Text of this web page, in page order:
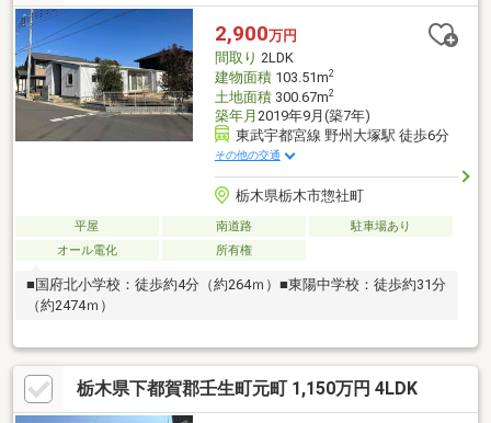
2,900万円
間取り 2LDK
建物面積103.51m2
土地面積300.67m2
築年月 2019年9月(築7年)
東武宇都宮線 野州大塚駅 徒歩6分
その他の交通
栃木県栃木市惣社町
平屋 南道路
駐車場あり
オール電化
所有権
■国府北小学校：徒歩約4分（約264ｍ）■東陽中学校：徒歩約31分
（約2474ｍ）
栃木県下都賀郡壬生町元町 1,150万円 4LDK